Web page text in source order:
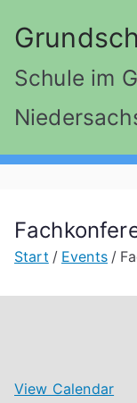
Inhalt
Schule im
Start Events
View Calendar